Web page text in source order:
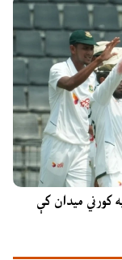
کورني میدان کې